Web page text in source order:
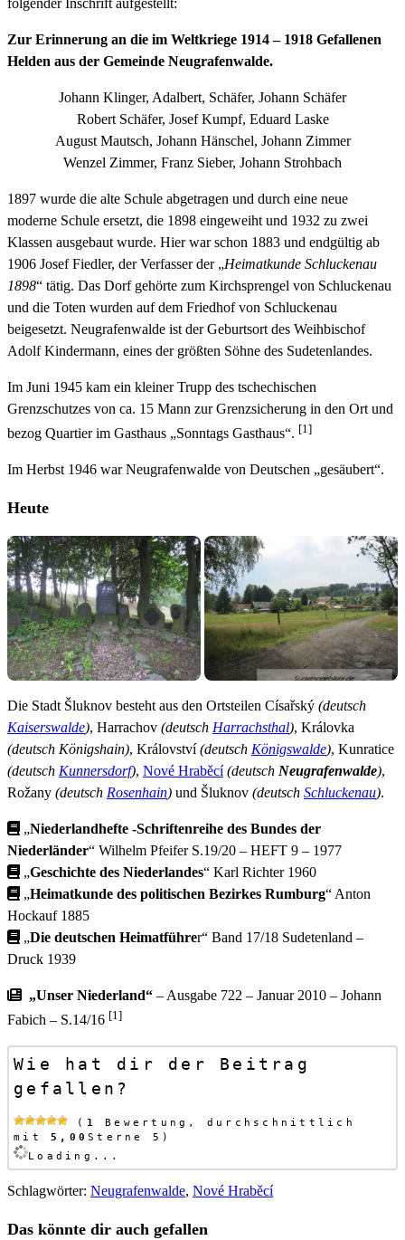
Zur Erinnerung an die im Weltkriege 1914 – 1918 Gefallenen
Helden aus der Gemeinde Neugrafenwalde.
Johann Klinger, Adalbert, Schäfer, Johann Schäfer
Robert Schäfer, Josef Kumpf, Eduard Laske
August Mautsch, Johann Hänschel, Johann Zimmer
Wenzel Zimmer, Franz Sieber, Johann Strohbach
1897 wurde die alte Schule abgetragen und durch eine neue
moderne Schule ersetzt, die 1898 eingeweiht und 1932 zu zwei
Klassen ausgebaut wurde. Hier war schon 1883 und endgültig ab
1906 Josef Fiedler, der Verfasser der „Heimatkunde Schluckenau
1898“ tätig. Das Dorf gehörte zum Kirchsprengel von Schluckenau
und die Toten wurden auf dem Friedhof von Schluckenau
beigesetzt. Neugrafenwalde ist der Geburtsort des Weihbischof
Adolf Kindermann, eines der größten Söhne des Sudetenlandes.
Im Juni 1945 kam ein kleiner Trupp des tschechischen
Grenzschutzes von ca. 15 Mann zur Grenzsicherung in den Ort und
bezog Quartier im Gasthaus „Sonntags Gasthaus“. [1]
Im Herbst 1946 war Neugrafenwalde von Deutschen „gesäubert“.
Heute
Die Stadt Šluknov besteht aus den Ortsteilen Císařský (deutsch
Kaiserswalde), Harrachov (deutsch Harrachsthal), Královka
(deutsch Königshain), Království(deutsch Königswalde), Kunratice
(deutsch Kunnersdorf), Nové Hraběcí (deutsch Neugrafenwalde),
Rožany (deutsch Rosenhain) und Šluknov (deutsch Schluckenau).
„Niederlandhefte -Schriftenreihe des Bundes der
Niederländer“ Wilhelm Pfeifer S.19/20 – HEFT 9 – 1977
„Geschichte des Niederlandes“ Karl Richter 1960
„Heimatkunde des politischen Bezirkes Rumburg“ Anton
Hockauf 1885
„Die deutschen Heimatführer“ Band 17/18 Sudetenland –
Druck 1939
„Unser Niederland“ – Ausgabe 722 – Januar 2010 – Johann
Fabich – S.14/16 [1]
Wie hat dir der Beitrag
gefallen?
( 1
Bewertung, durchschnittlich
mit 5,00 Sterne 5)
Loading...
Schlagwörter: Neugrafenwalde, Nové Hraběcí
Das könnte dir auch gefallen